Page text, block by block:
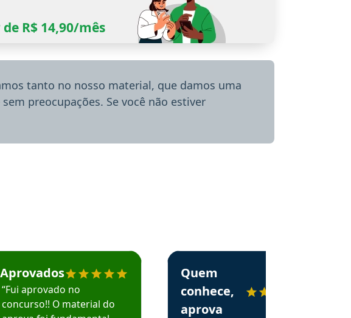
R$ 14,90/mês
tanto no nosso material, que damos uma
preocupações. Se você não estiver
em depoimento
Mário recomenda o Aprova Concursos em depoimento
Aprovados
“Fui aprovado no
concurso!! O material do
Estudante Alessandra recomenda o Aprova
Quem
conhece,
aprova